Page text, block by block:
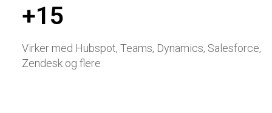
+15
Virker med Hubspot, Teams, Dynamics, Salesforce,
Zendesk og flere